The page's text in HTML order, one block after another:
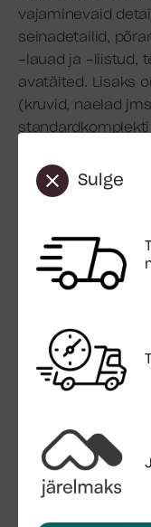
Sulge
vajaminevaid
seinadetailid,
-lauad ja -liistud,
avatäited. Lisaks
(kruvid, naelad
Ehitus:
Seina paksus: 70
Põranda pindala:
Viiluseina kõrgus:
Seina kõrgus:
Katuse pindala:
Katusekalle: 10°
Uks: 1 x 1580 x
Aken: 1 x 1060 x
Pakend
600x114x96 cm
200x106x65 cm